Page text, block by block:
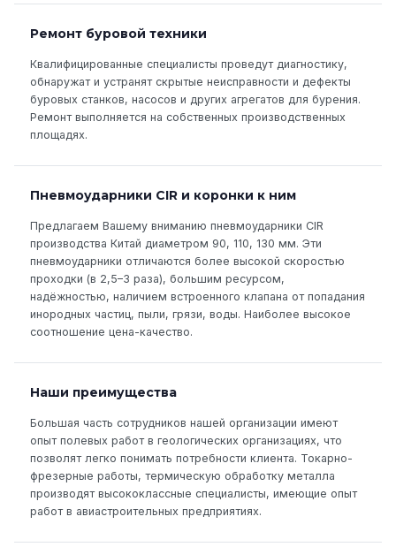
Ремонт буровой техники
Квалифицированные специалисты проведут диагностику,
обнаружат и устранят скрытые неисправности и дефекты
буровых станков, насосов и других агрегатов для бурения.
Ремонт выполняется на собственных производственных
площадях.
Пневмоударники CIR и коронки к ним
Предлагаем Вашему вниманию пневмоударники CIR
производства Китай диаметром 90, 110, 130 мм. Эти
пневмоударники отличаются более высокой скоростью
проходки (в 2,5–3 раза), большим ресурсом,
надёжностью, наличием встроенного клапана от попадания
инородных частиц, пыли, грязи, воды. Наиболее высокое
соотношение цена-качество.
Наши преимущества
Большая часть сотрудников нашей организации имеют
опыт полевых работ в геологических организациях, что
позволят легко понимать потребности клиента. Токарно-
фрезерные работы, термическую обработку металла
производят высококлассные специалисты, имеющие опыт
работ в авиастроительных предприятиях.